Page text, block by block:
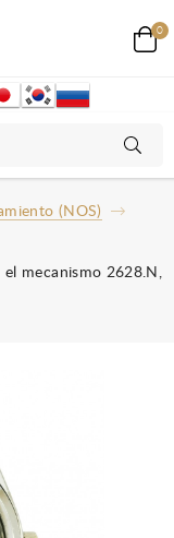
0
(NOS)
el mecanismo 2628.N,